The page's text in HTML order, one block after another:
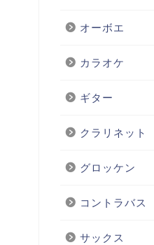
オーボエ
カラオケ
ギター
クラリネット
グロッケン
コントラバス
サックス